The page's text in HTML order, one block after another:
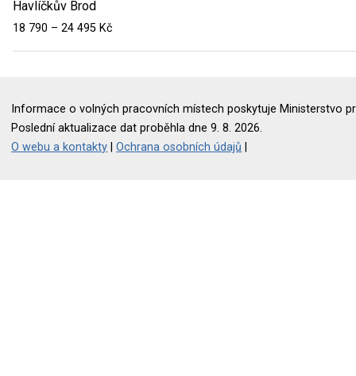
Havlíčkův Brod
18 790 – 24 495 Kč
Informace o volných pracovních místech poskytuje Ministerstvo
Poslední aktualizace dat proběhla dne 9. 8. 2026.
O webu a kontakty |Ochrana osobních údajů